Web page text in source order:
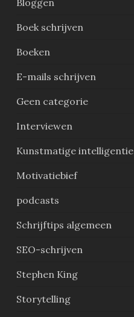
Bloggen
Boek schrijven
Boeken
E-mails schrijven
Geen categorie
Interviewen
Kunstmatige intelligentie
Motivatiebief
podcasts
Schrijftips algemeen
SEO-schrijven
Stephen King
Storytelling